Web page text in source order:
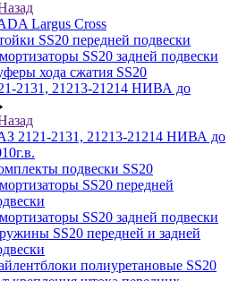
Largus Cross
SS20 передней подвески
SS20 задней подвески
хода сжатия SS20
2131, 21213-21214 НИВА до
2121-2131, 21213-21214 НИВА до
подвески SS20
SS20 передней
SS20 задней подвески
SS20 передней и задней
полиуретановые SS20